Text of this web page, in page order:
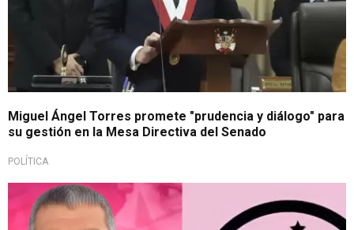
Miguel Ángel Torres promete "prudencia y diálogo" para
su gestión en la Mesa Directiva del Senado
POLÍTICA
Asumirá su conducción